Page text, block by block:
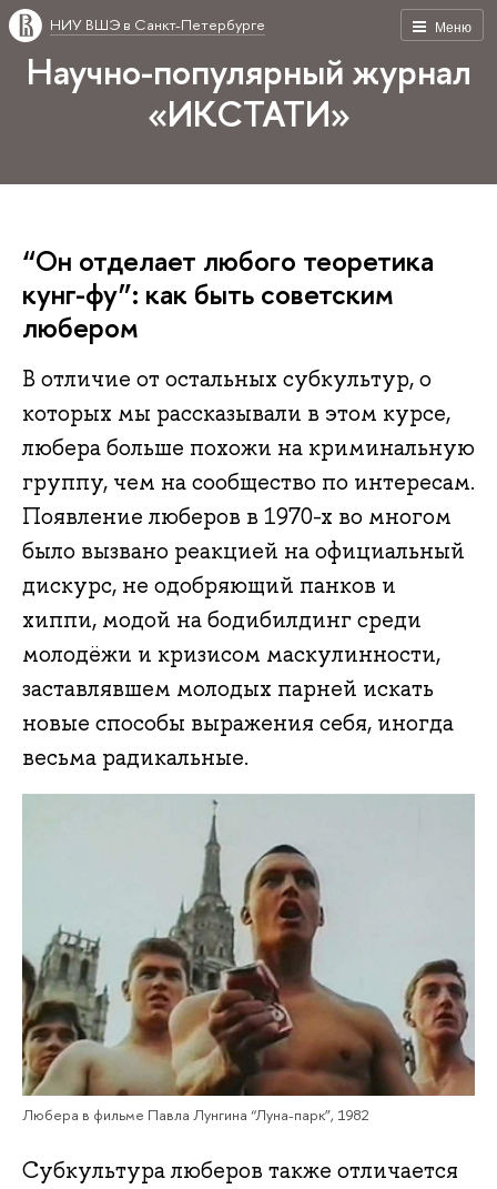
Меню
НИУ ВШЭ в Санкт-Петербурге
Научно-популярный журнал
«ИКСТАТИ»
“Он отделает любого теоретика
кунг-фу”: как быть советским
любером
В отличие от остальных субкультур, о
которых мы рассказывали в этом курсе,
любера больше похожи на криминальную
группу, чем на сообщество по интересам.
Появление люберов в 1970-х во многом
было вызвано реакцией на официальный
дискурс, не одобряющий панков и
хиппи, модой на бодибилдинг среди
молодёжи и кризисом маскулинности,
заставлявшем молодых парней искать
новые способы выражения себя, иногда
весьма радикальные.
Любера в фильме Павла Лунгина “Луна-парк”, 1982
Субкультура люберов также отличается